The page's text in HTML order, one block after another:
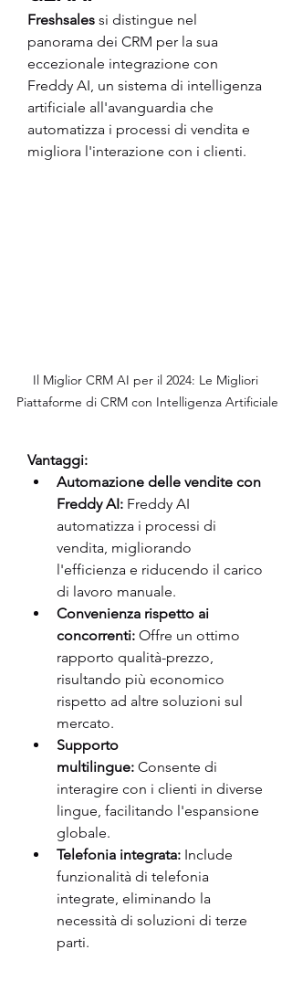
Freshsales si distingue nel
panorama dei CRM per la sua
eccezionale integrazione con
Freddy AI, un sistema di intelligenza
artificiale all'avanguardia che
automatizza i processi di vendita e
migliora l'interazione con i clienti.
Il Miglior CRM AI per il 2024: Le Migliori
Piattaforme di CRM con Intelligenza Artificiale
Vantaggi:
Automazione delle vendite con
Freddy AI: Freddy AI
automatizza i processi di
vendita, migliorando
l'efficienza e riducendo il carico
di lavoro manuale.
Convenienza rispetto ai
concorrenti: Offre un ottimo
rapporto qualità-prezzo,
risultando più economico
rispetto ad altre soluzioni sul
mercato.
Supporto
multilingue: Consente di
interagire con i clienti in diverse
lingue, facilitando l'espansione
globale.
Telefonia integrata: Include
funzionalità di telefonia
integrate, eliminando la
necessità di soluzioni di terze
parti.